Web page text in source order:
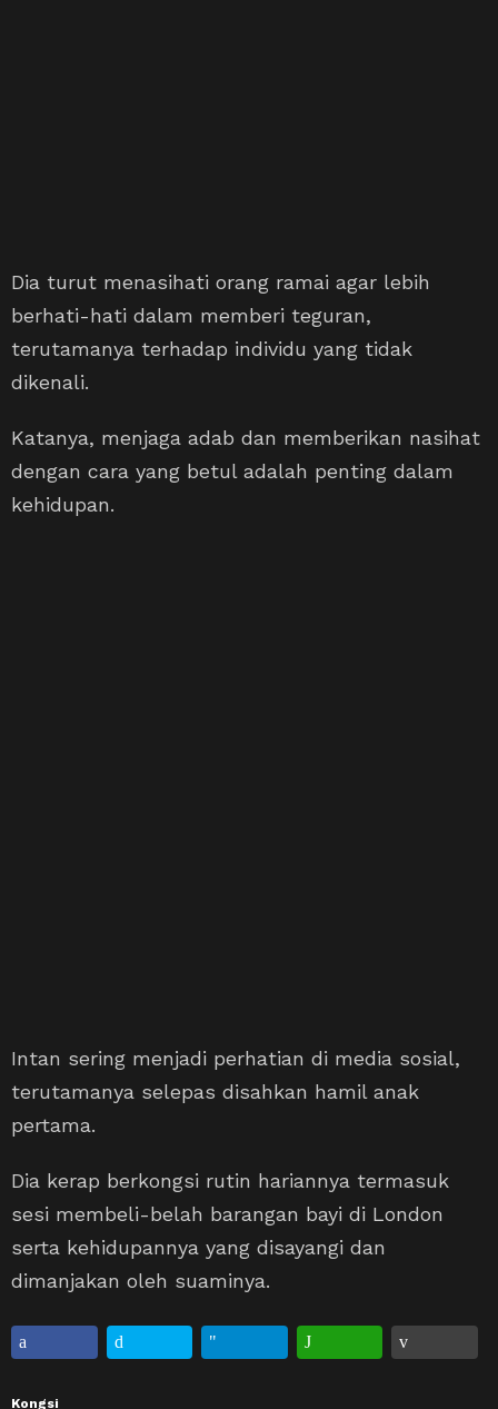
Dia turut menasihati orang ramai agar lebih
berhati-hati dalam memberi teguran,
terutamanya terhadap individu yang tidak
dikenali.
Katanya, menjaga adab dan memberikan nasihat
dengan cara yang betul adalah penting dalam
kehidupan.
Intan sering menjadi perhatian di media sosial,
terutamanya selepas disahkan hamil anak
pertama.
Dia kerap berkongsi rutin hariannya termasuk
sesi membeli-belah barangan bayi di London
serta kehidupannya yang disayangi dan
dimanjakan oleh suaminya.
Kongsi